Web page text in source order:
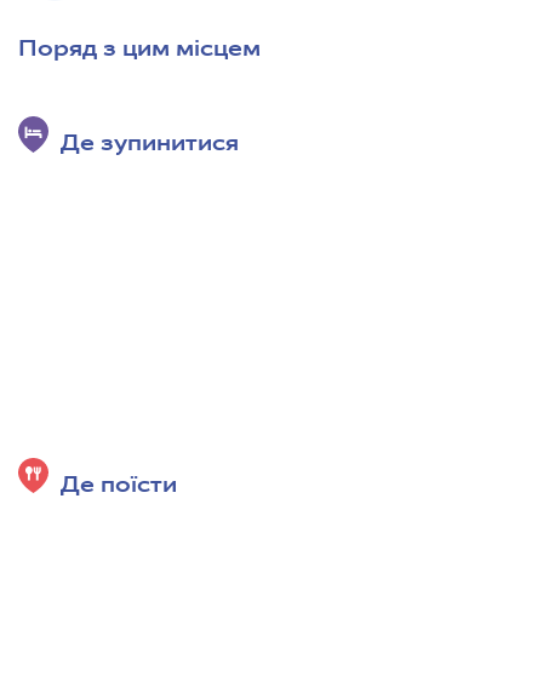
Поряд з цим місцем
Де зупинитися
Де поїсти